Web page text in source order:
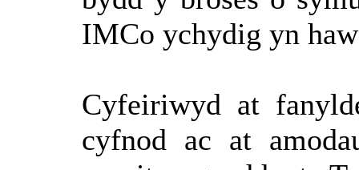
IMCo ychydig yn
Cyfeiriwyd at
cyfnod ac at